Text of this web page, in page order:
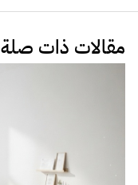
مقالات ذات صلة